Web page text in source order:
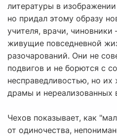
литературы в
но придал этому образу
учителя, врачи,
живущие повседневной
разочарований. Они не
подвигов и не борются с
несправедливостью, но их
драмы и нереализованных
Чехов показывает, как
от одиночества,